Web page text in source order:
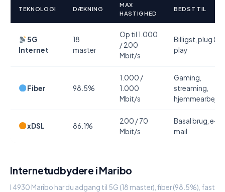
TEKNOLOGI DÆKNING
MAX
HASTIGHED
BEDST TIL
5G
Internet
18
master
Op til 1.000
/ 200
Mbit/s
Billigst, plug &
play
Fiber 98.5%
1.000 /
1.000
Mbit/s
Gaming,
streaming,
hjemmearbejde
xDSL 86.1%
200 / 70
Mbit/s
Basal brug, e-
mail
Internetudbydere i Maribo
I 4930 Maribo har du adgang til 5G (18 master), fiber (98.5%), fast